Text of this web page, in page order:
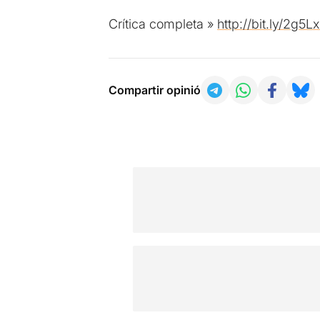
Crítica completa » http://bit.ly/
Compartir opinió